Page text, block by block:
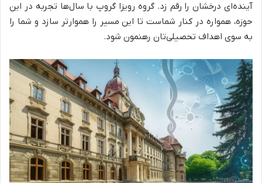
آینده‌ای درخشان را رقم زد. گروه رویزا گروپ با سال‌ها تجربه در این
حوزه، همواره در کنار شماست تا این مسیر را هموارتر سازد و شما را
به سوی اهداف تحصیلی‌تان رهنمون شود.